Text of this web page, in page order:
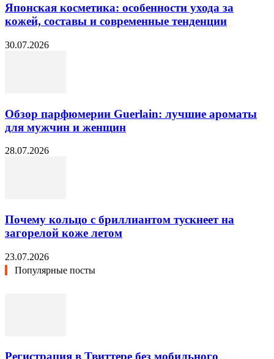
Японская косметика: особенности ухода за
кожей, составы и современные тенденции
30.07.2026
Обзор парфюмерии Guerlain: лучшие ароматы
для мужчин и женщин
28.07.2026
Почему кольцо с бриллиантом тускнеет на
загорелой коже летом
23.07.2026
Популярные посты